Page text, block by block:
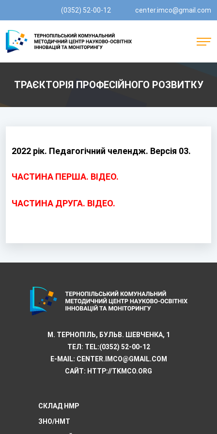
(0352) 52-00-12 center.imco@gmail.com
ТРАЄКТОРІЯ ПРОФЕСІЙНОГО РОЗВИТКУ
2022 рік. Педагогічний челендж. Версія 03.
ЧАСТИНА ПЕРША. ВІДЕО.
ЧАСТИНА ДРУГА. ВІДЕО.
М. ТЕРНОПІЛЬ, БУЛЬВ. ШЕВЧЕНКА, 1
ТЕЛ: TEL:(0352) 52-00-12
E-MAIL: CENTER.IMCO@GMAIL.COM
САЙТ: HTTP://TKMCО.ORG
СКЛАД НМР
ЗНО/НМТ